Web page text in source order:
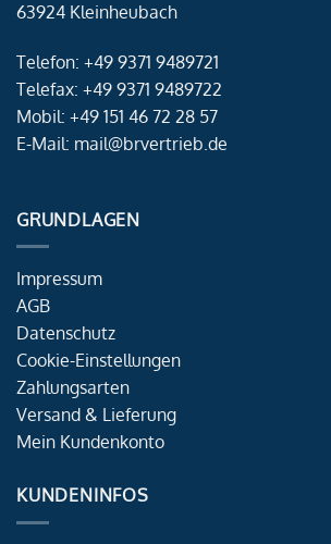
63924 Kleinheubach
Telefon: +49 9371 9489721
Telefax: +49 9371 9489722
Mobil: +49 151 46 72 28 57
E-Mail: mail@brvertrieb.de
GRUNDLAGEN
Impressum
AGB
Datenschutz
Cookie-Einstellungen
Zahlungsarten
Versand & Lieferung
Mein Kundenkonto
KUNDENINFOS